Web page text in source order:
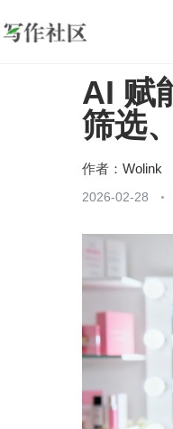
开源 架
团队管理
AI 赋
筛选
作者： Wolink
2026-02-28